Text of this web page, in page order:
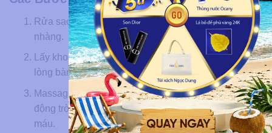
Rửa sạch vùng đầu gối bằng nước ấm, lau khô nhẹ
nhàng.
Lấy khoảng 1/2 thìa cà phê dầu dừa, xoa đều lên
lòng bàn tay cho ấm lên.
Massage nhẹ nhàng lên vùng thâm theo chuyển
động tròn trong 5–10 phút để kích thích tuần hoàn
máu.